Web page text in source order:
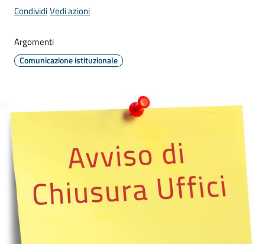
A
l
e
m
o
Sportello
telematico
SUE
CondividiVedi azioni
Argomenti
Comunicazione istituzionale